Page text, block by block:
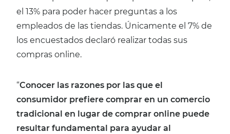
el 13% para poder hacer preguntas a los
empleados de las tiendas. Únicamente el 7% de
los encuestados declaró realizar todas sus
compras online.
“Conocer las razones por las que el
consumidor prefiere comprar en un comercio
tradicional en lugar de comprar online puede
resultar fundamental para ayudar al